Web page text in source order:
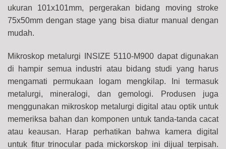
ukuran 101x101mm, pergerakan bidang moving stroke
75x50mmdengan stage yang bisa diatur manual dengan
mudah.
Mikroskop metalurgi INSIZE 5110-M900 dapat digunakan
di hampir semua industri atau bidang studi yang harus
mengamati permukaan logam mengkilap. Ini termasuk
metalurgi, mineralogi, dan gemologi. Produsen juga
menggunakan mikroskop metalurgi digital atau optik untuk
memeriksa bahan dan komponen untuk tanda-tanda cacat
atau keausan. Harap perhatikan bahwa kamera digital
untuk fitur trinocular pada mickorskop ini dijual terpisah.